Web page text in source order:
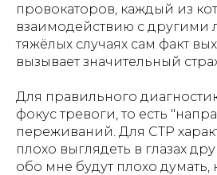
провокаторов, каждый из
взаимодействию с другими
тяжёлых случаях сам факт
вызывает значительный
Для правильного
фокус тревоги, то есть
переживаний. Для СТР
плохо выглядеть в глазах
обо мне будут плохо думать,